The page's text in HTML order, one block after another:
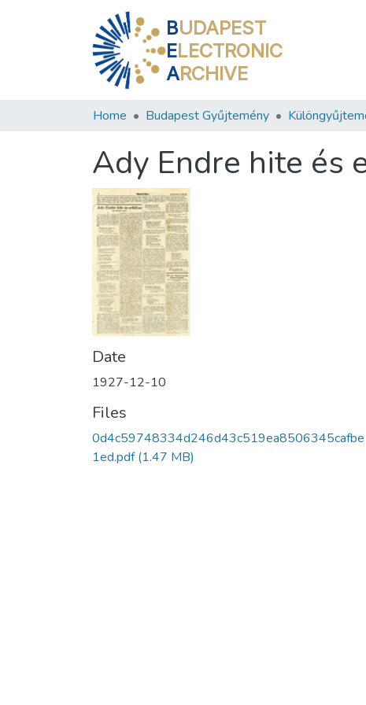
BUDAPEST
ELECTRONIC
ARCHIVE
Home Budapest Gyűjtemény
Ady Endre hite és
Date
1927-12-10
Files
0d4c59748334d246d43c519ea8506345cafbe
1ed.pdf(1.47 MB)